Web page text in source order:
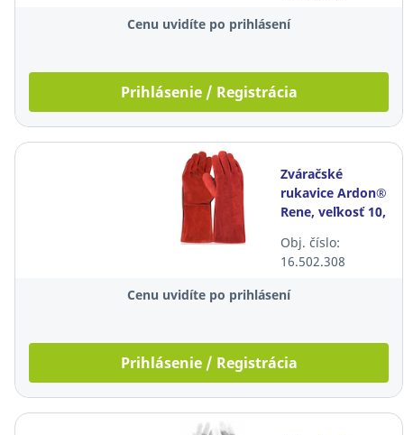
Cenu uvidíte po prihlásení
Prihlásenie / Registrácia
Zváračské
rukavice Ardon®
Rene, veľkosť 10,
párov
Obj. číslo:
16.502.308
Cenu uvidíte po prihlásení
Prihlásenie / Registrácia